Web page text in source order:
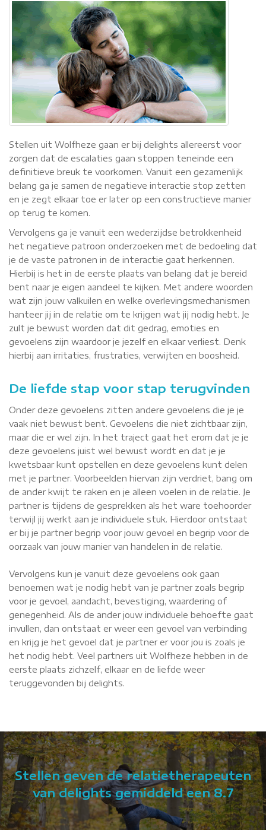
Stellen uit Wolfheze gaan er bij delights allereerst voor
zorgen dat de escalaties gaan stoppen teneinde een
definitieve breuk te voorkomen. Vanuit een gezamenlijk
belang ga je samen de negatieve interactie stop zetten
en je zegt elkaar toe er later op een constructieve manier
op terug te komen.
Vervolgens ga je vanuit een wederzijdse betrokkenheid
het negatieve patroon onderzoeken met de bedoeling dat
je de vaste patronen in de interactie gaat herkennen.
Hierbij is het in de eerste plaats van belang dat je bereid
bent naar je eigen aandeel te kijken. Met andere woorden
wat zijn jouw valkuilen en welke overlevingsmechanismen
hanteer jij in de relatie om te krijgen wat jij nodig hebt. Je
zult je bewust worden dat dit gedrag, emoties en
gevoelens zijn waardoor je jezelf en elkaar verliest. Denk
hierbij aan irritaties, frustraties, verwijten en boosheid.
De liefde stap voor stap terugvinden
Onder deze gevoelens zitten andere gevoelens die je je
vaak niet bewust bent. Gevoelens die niet zichtbaar zijn,
maar die er wel zijn. In het traject gaat het erom dat je je
deze gevoelens juist wel bewust wordt en dat je je
kwetsbaar kunt opstellen en deze gevoelens kunt delen
met je partner. Voorbeelden hiervan zijn verdriet, bang om
de ander kwijt te raken en je alleen voelen in de relatie. Je
partner is tijdens de gesprekken als het ware toehoorder
terwijl jij werkt aan je individuele stuk. Hierdoor ontstaat
er bij je partner begrip voor jouw gevoel en begrip voor de
oorzaak van jouw manier van handelen in de relatie.
Vervolgens kun je vanuit deze gevoelens ook gaan
benoemen wat je nodig hebt van je partner zoals begrip
voor je gevoel, aandacht, bevestiging, waardering of
genegenheid. Als de ander jouw individuele behoefte gaat
invullen, dan ontstaat er weer een gevoel van verbinding
en krijg je het gevoel dat je partner er voor jou is zoals je
het nodig hebt. Veel partners uit Wolfheze hebben in de
eerste plaats zichzelf, elkaar en de liefde weer
teruggevonden bij delights.
Stellen geven de relatietherapeuten
van delights gemiddeld een 8.7